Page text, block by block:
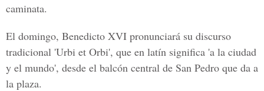
caminata.
El domingo, Benedicto XVI pronunciará su discurso
tradicional 'Urbi et Orbi', que en latín significa 'a la ciudad
y el mundo', desde el balcón central de San Pedro que da a
la plaza.